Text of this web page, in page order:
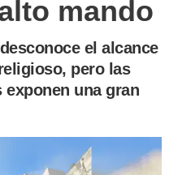
mando
el alcance
pero las
exponen una gran